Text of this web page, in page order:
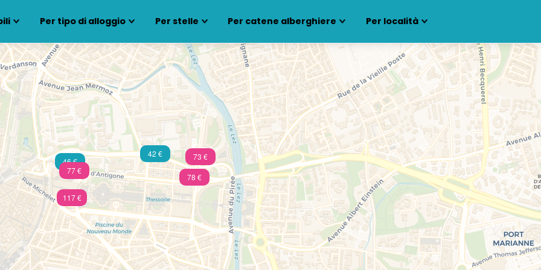
Per tipo di alloggio Per stelle Per catene alberghiere Per località
73 €
78 €
77 €
117 €
42 €
46 €